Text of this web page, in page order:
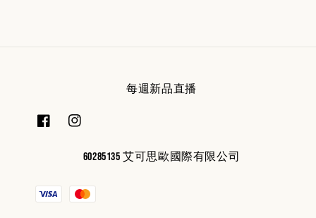
每週新品直播
60285135 艾可思歐國際有限公司